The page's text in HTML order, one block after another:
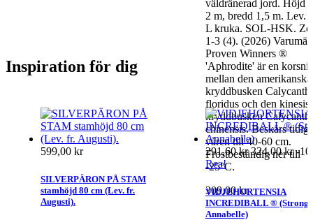
väldränerad jord. Höjd
2 m, bredd 1,5 m. Lev.
L kruka. SOL-HSK.
1-3 (4). (2026)
Proven Winners ®
'Aphrodite' är en
mellan den amerikanska
kryddbusken
floridus och den
kryddbusken
chinensis. Beskärs
våren till 40-60 cm.
Frostbeständig ner till
-25°C.
309,00 kr
Inspiration för dig
599,00 kr
SILVERPÄRON PÅ STAM
stamhöjd 80 cm (Lev. fr.
Augusti).
291,60 kr 324,00 kr -
Rea!
VIDJEHORTENSIA
INCREDIBALL ® (Strong
Annabelle)